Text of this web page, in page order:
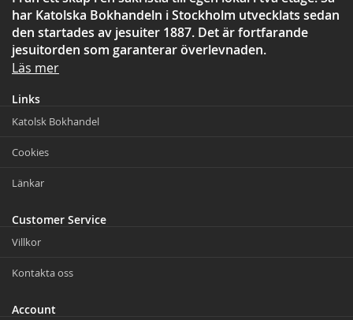
har Katolska Bokhandeln i Stockholm utvecklats sedan
den startades av jesuiter 1887. Det är fortfarande
jesuitorden som garanterar överlevnaden.
Läs mer
Links
Katolsk Bokhandel
Cookies
Länkar
Customer Service
Villkor
Kontakta oss
Account